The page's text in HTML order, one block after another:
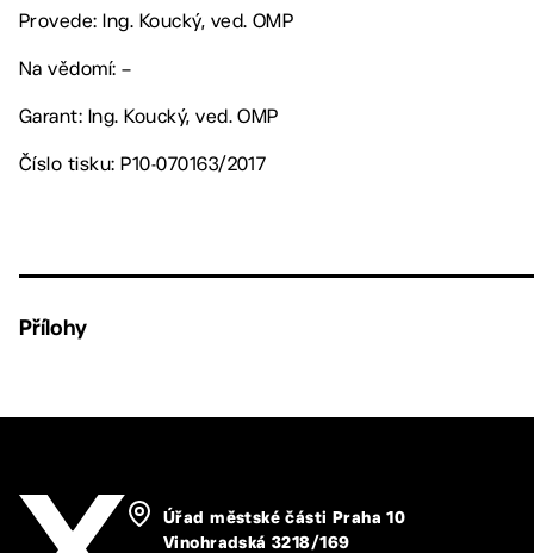
Provede: Ing. Koucký, ved. OMP
Na vědomí: –
Garant: Ing. Koucký, ved. OMP
Číslo tisku: P10-070163/2017
Přílohy
Úřad městské části Praha 10
Vinohradská 3218/169